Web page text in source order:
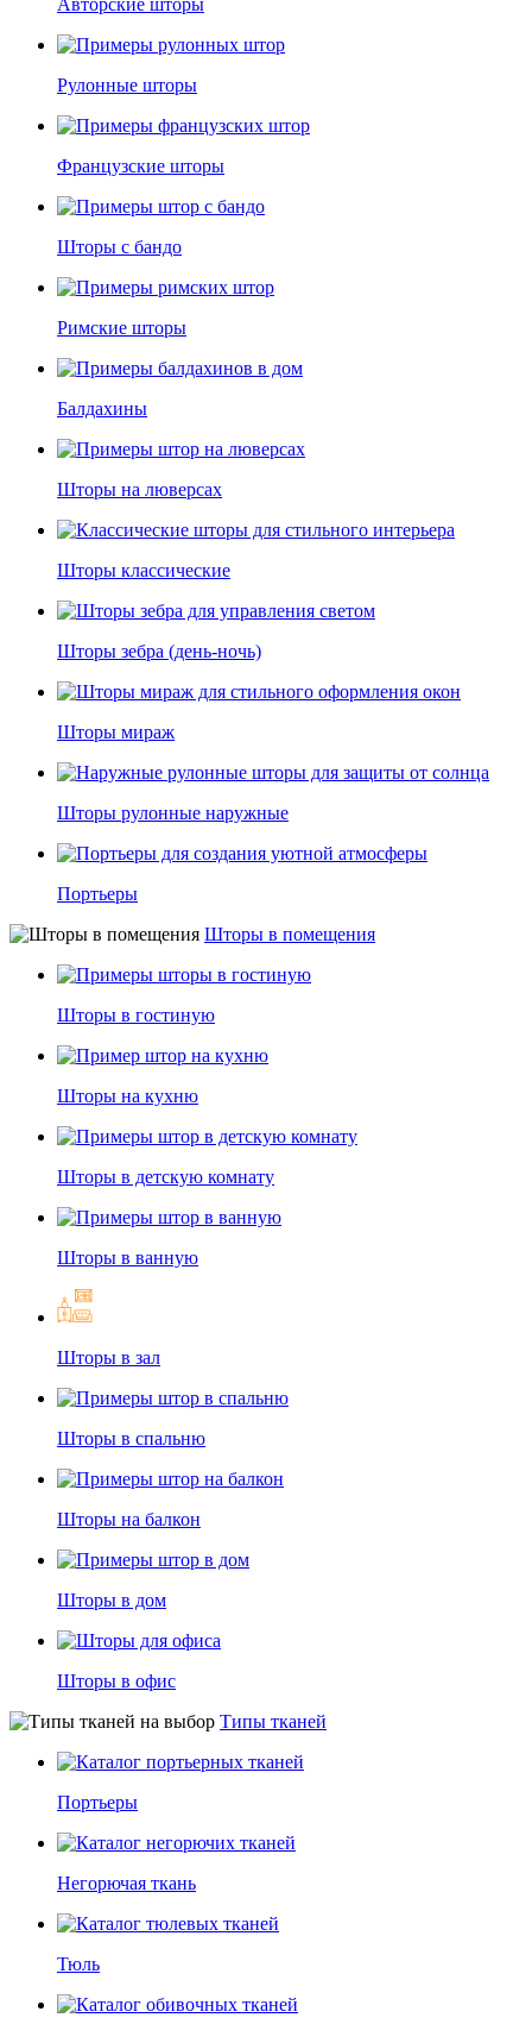
Авторские шторы
Рулонные шторы
Французские шторы
Шторы с бандо
Римские шторы
Балдахины
Шторы на люверсах
Шторы классические
Шторы зебра (день-ночь)
Шторы мираж
Шторы рулонные наружные
Портьеры
Шторы в помещения
Шторы в гостиную
Шторы на кухню
Шторы в детскую комнату
Шторы в ванную
Шторы в зал
Шторы в спальню
Шторы на балкон
Шторы в дом
Шторы в офис
Типы тканей
Портьеры
Негорючая ткань
Тюль